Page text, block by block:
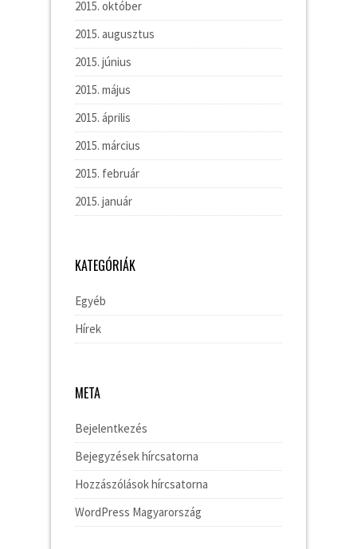
2015. október
2015. augusztus
2015. június
2015. május
2015. április
2015. március
2015. február
2015. január
KATEGÓRIÁK
Egyéb
Hírek
META
Bejelentkezés
Bejegyzések hírcsatorna
Hozzászólások hírcsatorna
WordPress Magyarország